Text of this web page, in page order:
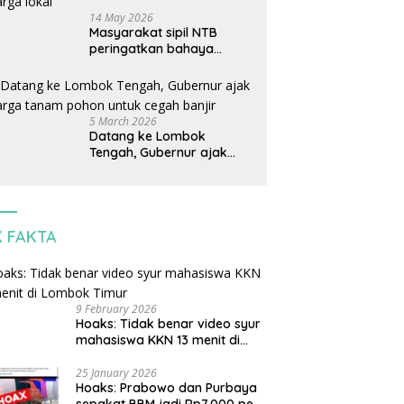
14 May 2026
Masyarakat sipil NTB
peringatkan bahaya
Indonesia: Mineral kritis,
jangan korbankan
lingkungan dan warga
lokal
5 March 2026
Datang ke Lombok
Tengah, Gubernur ajak
FAKTA
9 February 2026
Hoaks: Tidak benar video syur
mahasiswa KKN 13 menit di
25 January 2026
Hoaks: Prabowo dan Purbaya